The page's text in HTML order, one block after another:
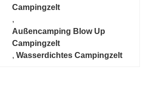
Campingzelt
,
Außencamping Blow Up
Campingzelt
, Wasserdichtes Campingzelt